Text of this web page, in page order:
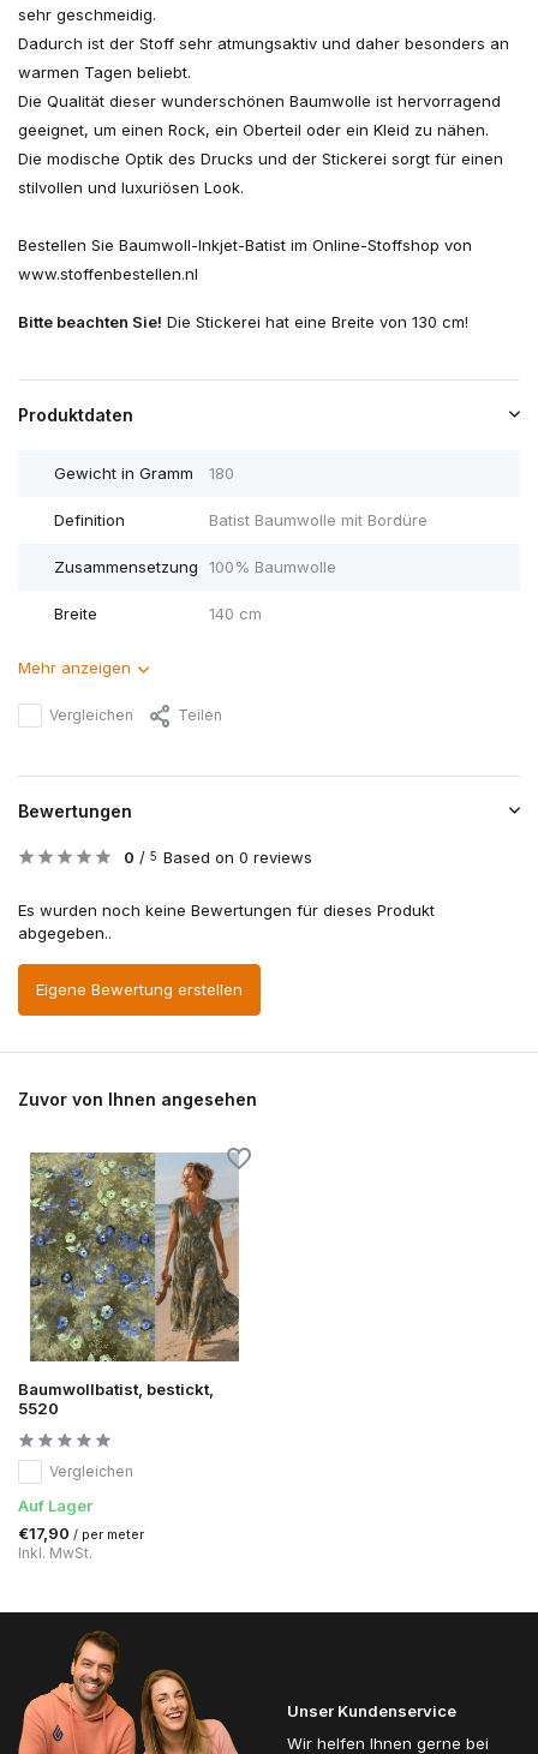
sehr geschmeidig.
Dadurch ist der Stoff sehr atmungsaktiv und daher besonders an
warmen Tagen beliebt.
Die Qualität dieser wunderschönen Baumwolle ist hervorragend
geeignet, um einen Rock, ein Oberteil oder ein Kleid zu nähen.
Die modische Optik des Drucks und der Stickerei sorgt für einen
stilvollen und luxuriösen Look.
Bestellen Sie Baumwoll-Inkjet-Batist im Online-Stoffshop von
www.stoffenbestellen.nl
Bitte beachten Sie! Die Stickerei hat eine Breite von 130 cm!
Produktdaten
Gewicht in Gramm 180
Definition Batist Baumwolle mit Bordüre
Zusammensetzung 100% Baumwolle
Breite 140 cm
Mehr anzeigen
Vergleichen Teilen
Bewertungen
0 / 5 Based on 0 reviews
Es wurden noch keine Bewertungen für dieses Produkt
abgegeben..
Eigene Bewertung erstellen
Zuvor von Ihnen angesehen
Baumwollbatist, bestickt,
5520
Vergleichen
Auf Lager
€17,90 / per meter
Inkl. MwSt.
Unser Kundenservice
Wir helfen Ihnen gerne bei